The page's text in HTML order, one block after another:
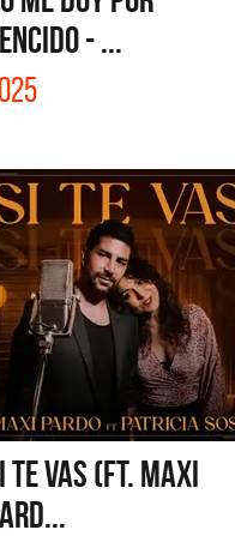
- ...
TE VAS (FT. MAXI